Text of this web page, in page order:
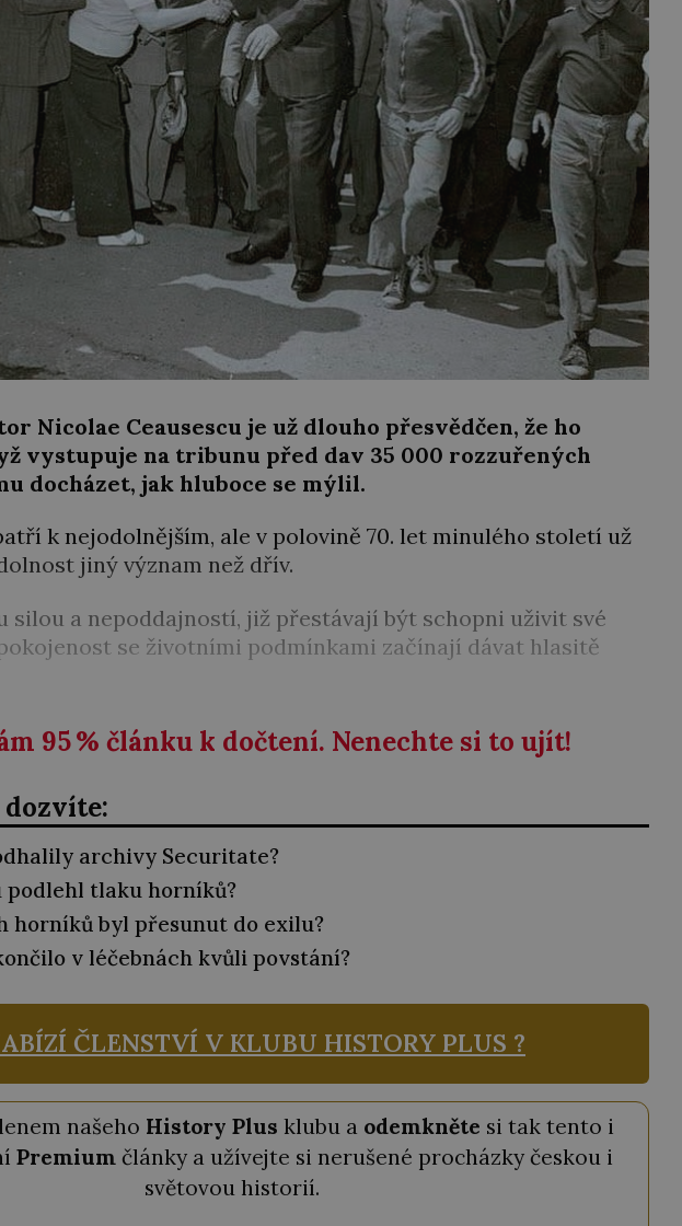
Nicolae Ceausescu je už dlouho přesvědčen, že ho
vystupuje na tribunu před dav 35 000 rozzuřených
docházet, jak hluboce se mýlil.
k nejodolnějším, ale v polovině 70. let minulého století už
jiný význam než dřív.
silou a nepoddajností, již přestávají být schopni uživit své
se životními podmínkami začínají dávat hlasitě
95% článku k dočtení. Nenechte si to ujít!
dozvíte:
archivy Securitate?
podlehl tlaku horníků?
horníků byl přesunut do exilu?
v léčebnách kvůli povstání?
ČLENSTVÍ V KLUBU HISTORY PLUS ?
našeho History Plus klubu a odemkněte si tak tento i
Premium články a užívejte si nerušené procházky českou i
světovou historií.